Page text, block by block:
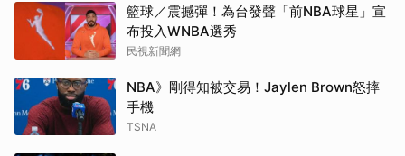
籃球／震撼彈！為台發聲「前NBA球星」宣
布投入WNBA選秀
民視新聞網
NBA》剛得知被交易！Jaylen Brown怒摔
手機
TSNA